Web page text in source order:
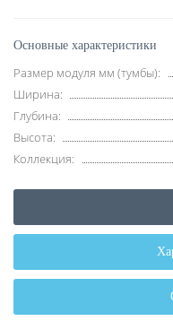
Основные характеристики
Размер модуля мм (тумбы):
Ширина:
Глубина:
Высота:
Коллекция: